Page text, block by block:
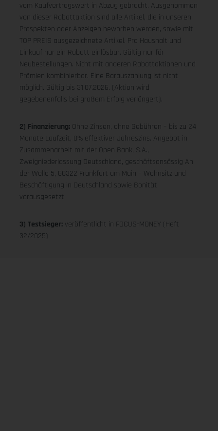
vom Kaufvertragswert in Abzug gebracht. Ausgenommen
von dieser Rabattaktion sind alle Artikel, die in unseren
Prospekten oder Anzeigen beworben werden, sowie mit
TOP PREIS ausgezeichnete Artikel. Pro Haushalt und
Einkauf nur ein Rabatt einlösbar. Gültig nur für
Neubestellungen. Nicht mit anderen Rabattaktionen und
Prämien kombinierbar. Eine Barauszahlung ist nicht
möglich. Gültig bis 31.07.2026. (Aktion wird
gegebenenfalls bei großem Erfolg verlängert).
2) Finanzierung: Ohne Zinsen, ohne Gebühren – bis zu 24
Monate Laufzeit, 0% effektiver Jahreszins. Angebot in
Zusammenarbeit mit der Open Bank, S.A.,
Zweigniederlassung Deutschland, geschäftsansässig An
der Welle 5, 60322 Frankfurt am Main – Wohnsitz und
Beschäftigung in Deutschland sowie Bonität
vorausgesetzt
3) Testsieger: veröffentlicht in FOCUS-MONEY (Heft
32/2025)